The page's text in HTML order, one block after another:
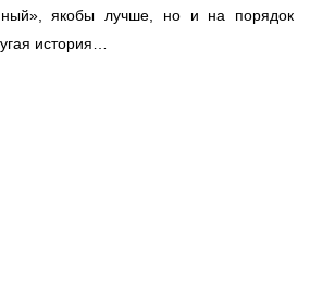
якобы лучше, но и на порядок
история…